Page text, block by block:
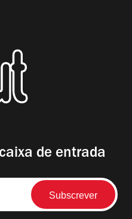
de entrada